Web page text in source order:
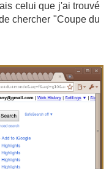
celui que j'ai trouvé
chercher "Coupe du